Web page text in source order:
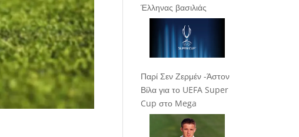
Έλληνας βασιλιάς
Παρί Σεν Ζερμέν -Άστον
Βίλα για το UEFA Super
Cup στο Mega